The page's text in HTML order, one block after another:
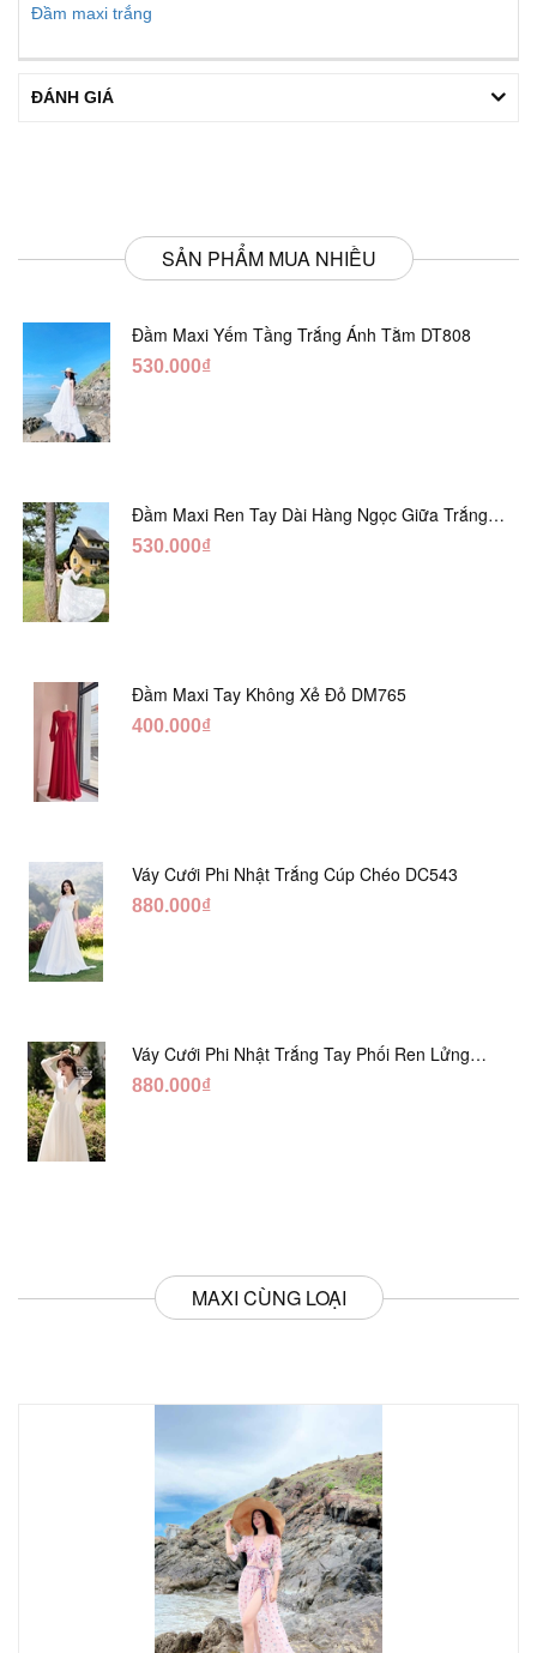
Đầm maxi trắng
ĐÁNH GIÁ
SẢN PHẨM MUA NHIỀU
Đầm Maxi Yếm Tầng Trắng Ánh Tằm DT808
530.000₫
Đầm Maxi Ren Tay Dài Hàng Ngọc Giữa Trắng
DT730
530.000₫
Đầm Maxi Tay Không Xẻ Đỏ DM765
400.000₫
Váy Cưới Phi Nhật Trắng Cúp Chéo DC543
880.000₫
Váy Cưới Phi Nhật Trắng Tay Phối Ren Lửng
DC554
880.000₫
MAXI CÙNG LOẠI